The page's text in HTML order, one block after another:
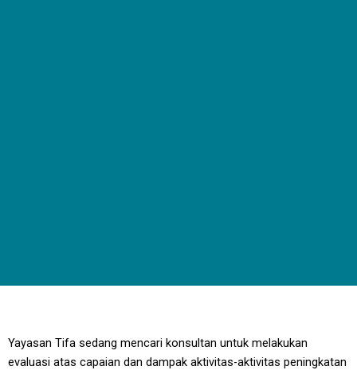
Yayasan Tifa sedang mencari konsultan untuk melakukan
evaluasi atas capaian dan dampak aktivitas-aktivitas peningkatan